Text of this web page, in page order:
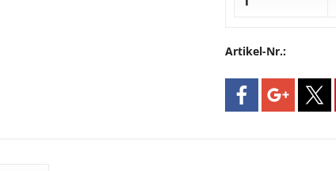
Artikel-Nr.: